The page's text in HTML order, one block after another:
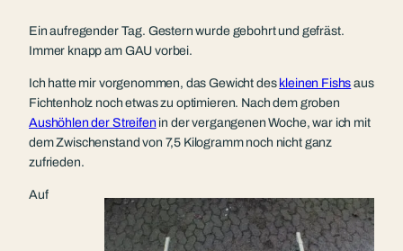
Ein aufregender Tag. Gestern wurde gebohrt und gefräst.
Immer knapp am GAU vorbei.
Ich hatte mir vorgenommen, das Gewicht des kleinen Fishs aus
Fichtenholz noch etwas zu optimieren. Nach dem groben
Aushöhlen der Streifen in der vergangenen Woche, war ich mit
dem Zwischenstand von 7,5 Kilogramm noch nicht ganz
zufrieden.
Auf